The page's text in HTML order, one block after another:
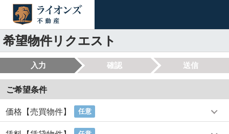
希望物件リクエスト
入力 確認 送信
ご希望条件
価格【売買物件】 任意